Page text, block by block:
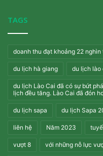
TAGS
doanh thu đạt khoảng 22 nghìn
du lịch hà giang du lịch lào
du lịch Lào Cai đã có sự bứt
lịch đều tăng. Lào Cai đã đón
du lịch sapa du lịch Sapa
liên hệ Năm 2023
vượt 8 với những nỗ lực